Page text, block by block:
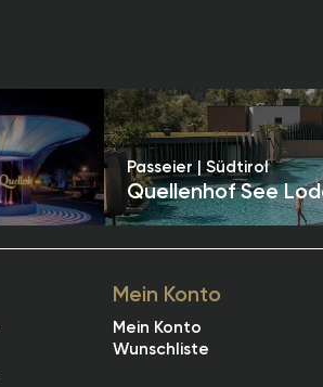
Passeier | Südtirol
Quellenhof See
Mein Konto
Mein Konto
Wunschliste